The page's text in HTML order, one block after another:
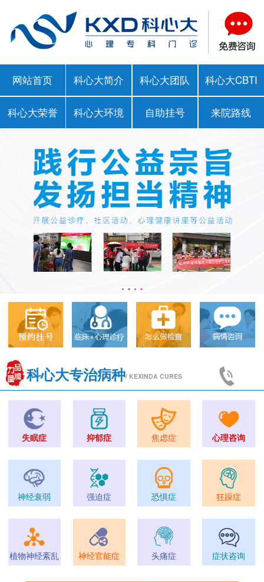
网站首页 科心大简介 科心大团队 科心大CBTI
科心大荣誉 科心大环境 自助挂号 来院路线
科心大专治病种/ KEXINDA CURES
失眠症 抑郁症 焦虑症 心理咨询
神经衰弱 强迫症 恐惧症 狂躁症
植物神经紊乱 神经官能症 头痛症 症状咨询